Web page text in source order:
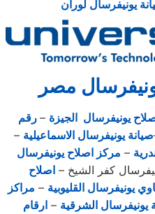
يونيفرسال لوران
مصر
يونيفرسال الجيزة – رقم
صيانة يونيفرسال الاسماعيلية –
– مركز اصلاح يونيفرسال
كفر الشيخ – اصلاح
يونيفرسال القليوبية – مراكز
يونيفرسال الشرقية –ارقام